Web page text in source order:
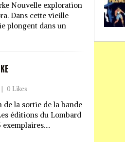
Nouvelle exploration
Dans cette vieille
plongent dans un
| 0 Likes
de la sortie de la bande
éditions du Lombard
exemplaires….